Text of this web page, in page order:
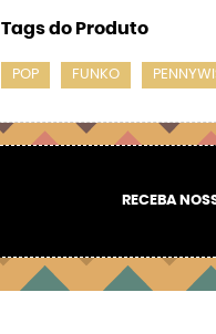
Tags do Produto
POP FUNKO
RECEBA